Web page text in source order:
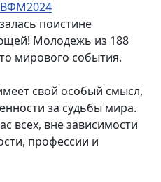
поистине
Молодежь из 188
мирового события.
свой особый смысл,
за судьбы мира.
всех, вне зависимости
профессии и